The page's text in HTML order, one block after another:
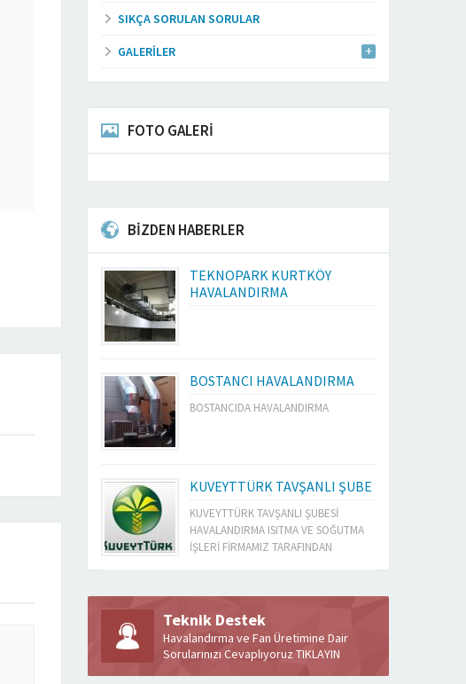
SIKÇA SORULAN SORULAR
GALERILER
FOTO GALERİ
BİZDEN HABERLER
TEKNOPARK KURTKÖY
HAVALANDIRMA
BOSTANCI HAVALANDIRMA
BOSTANCIDA HAVALANDIRMA
KUVEYTTÜRK TAVŞANLI ŞUBE
KUVEYTTÜRK TAVŞANLI ŞUBESİ
HAVALANDIRMA ISITMA VE SOĞUTMA
İŞLERİ FİRMAMIZ TARAFINDAN
Teknik Destek
Havalandırma ve Fan Üretimine Dair
Sorularınızı Cevaplıyoruz TIKLAYIN